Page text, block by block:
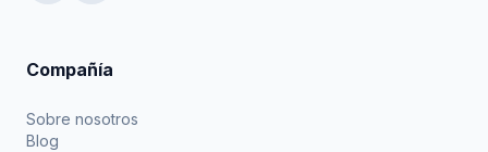
Compañía
Sobre nosotros
Blog